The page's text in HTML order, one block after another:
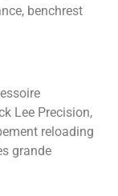
benchrest
Lee Precision,
reloading
grande